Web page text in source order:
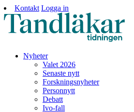
Kontakt Logga in
Nyheter
Valet 2026
Senaste nytt
Forskningsnyheter
Personnytt
Debatt
Ivo-fall